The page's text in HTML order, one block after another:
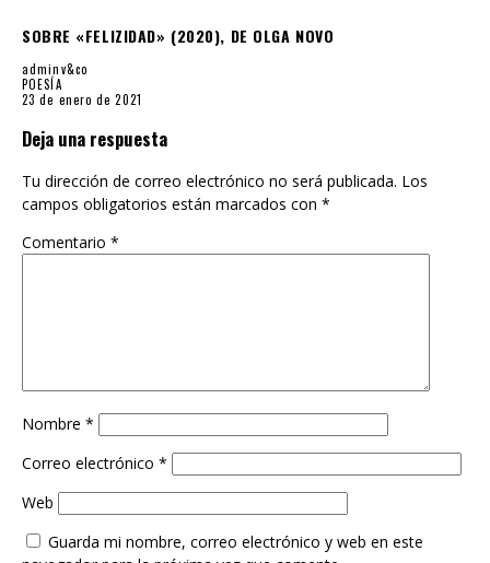
adminv&co
POESÍA
Deja una respuesta
Tu dirección de correo electrónico no será publicada.
Comentario*
Correo electrónico
Web
Guarda mi nombre, correo electrónico y web en este